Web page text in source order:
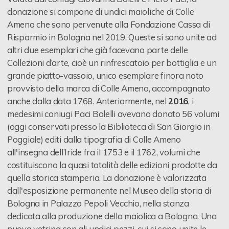
donazione si compone di undici maioliche di Colle
Ameno che sono pervenute alla Fondazione Cassa di
Risparmio in Bologna nel 2019. Queste si sono unite ad
altri due esemplari che già facevano parte delle
Collezioni d’arte, cioè un rinfrescatoio per bottiglia e un
grande piatto-vassoio, unico esemplare finora noto
provvisto della marca di Colle Ameno, accompagnato
anche dalla data 1768. Anteriormente, nel2016, i
medesimi coniugi Paci Bolelli avevano donato 56 volumi
(oggi conservati presso la Biblioteca di San Giorgio in
Poggiale) editi dalla tipografia di Colle Ameno
all'insegna dell’Iride fra il 1753 e il 1762, volumi che
costituiscono la quasi totalità delle edizioni prodotte da
quella storica stamperia. La donazione è valorizzata
dall'esposizione permanente nel Museo della storia di
Bologna in Palazzo Pepoli Vecchio, nella stanza
dedicata alla produzione della maiolica a Bologna. Una